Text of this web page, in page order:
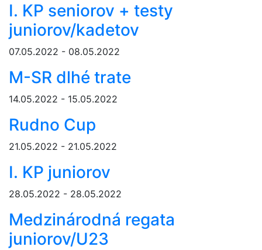
I. KP seniorov + testy
juniorov/kadetov
07.05.2022 - 08.05.2022
M-SR dlhé trate
14.05.2022 - 15.05.2022
Rudno Cup
21.05.2022 - 21.05.2022
I. KP juniorov
28.05.2022 - 28.05.2022
Medzinárodná regata
juniorov/U23